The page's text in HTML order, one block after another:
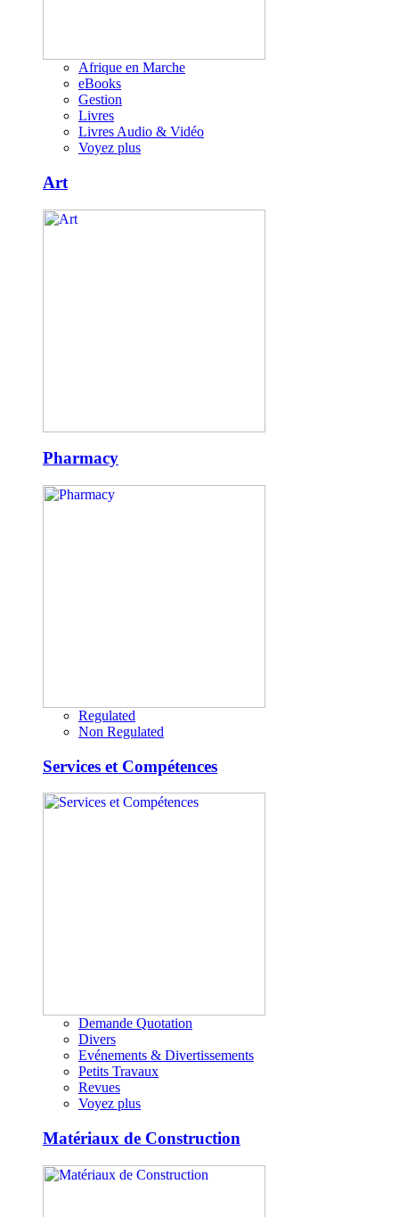
Afrique en Marche
eBooks
Gestion
Livres
Livres Audio & Vidéo
Voyez plus
Art
Pharmacy
Regulated
Non Regulated
Services et Compétences
Demande Quotation
Divers
Evénements & Divertissements
Petits Travaux
Revues
Voyez plus
Matériaux de Construction